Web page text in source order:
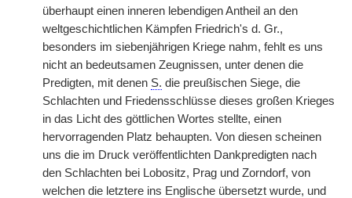
überhaupt einen inneren lebendigen Antheil an den
weltgeschichtlichen Kämpfen Friedrich's d. Gr.,
besonders im siebenjährigen Kriege nahm, fehlt es uns
nicht an bedeutsamen Zeugnissen, unter denen die
Predigten, mit denen S. die preußischen Siege, die
Schlachten und Friedensschlüsse dieses großen Krieges
in das Licht des göttlichen Wortes stellte, einen
hervorragenden Platz behaupten. Von diesen scheinen
uns die im Druck veröffentlichten Dankpredigten nach
den Schlachten bei Lobositz, Prag und Zorndorf, von
welchen die letztere ins Englische übersetzt wurde, und